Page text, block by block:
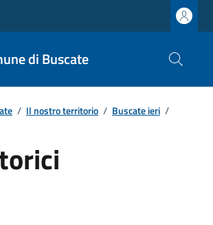
di Buscate
/ Il nostro territorio / Buscate ieri /